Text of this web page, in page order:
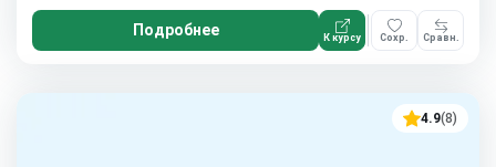
Подробнее К курсу Сохр. Сравн.
4.9(8)